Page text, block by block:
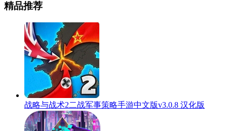
精品推荐
战略与战术2二战军事策略手游中文版v3.0.8 汉化版